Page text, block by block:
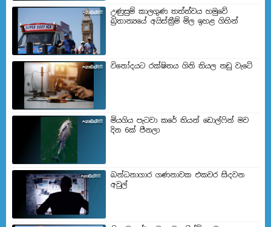
උණුසුම් කාලගුණ තත්ත්වය හමුවේ
බ්‍රිතාන්‍යයේ අයිස්ක්‍රීම් මිල ඉහළ ගිහින්
විනෝදයට රක්ෂිතය ගිනි තියල නඩු වැටේ
මියගිය පැටවා කරේ තියන් ඩොල්ෆින් මව
දින 6ක් පීනලා
බන්ධනාගාර ගණනාවක එකවර සිදවන
අවුල්